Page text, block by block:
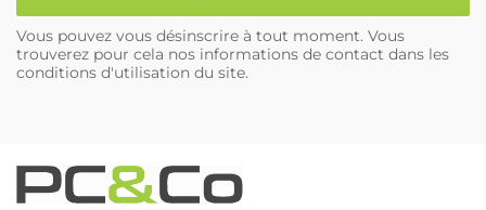
Vous pouvez vous désinscrire à tout moment. Vous
trouverez pour cela nos informations de contact dans les
conditions d'utilisation du site.